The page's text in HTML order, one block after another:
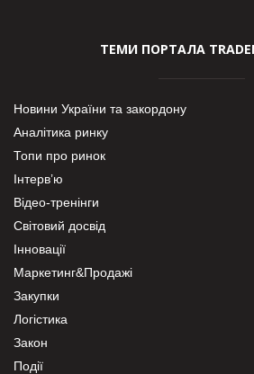
ТЕМИ ПОРТАЛА
Новини України та закордону
Аналітика ринку
Топи про ринок
Інтерв’ю
Відео-тренінги
Світовий досвід
Інновації
Маркетинг&Продажі
Закупки
Логістика
Закон
Події